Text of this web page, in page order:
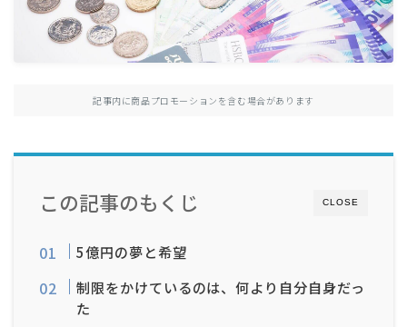
セルフマネジメント
エッセイ
記事内に商品プロモーションを含む場合があります
CLOSE
この記事のもくじ
5億円の夢と希望
制限をかけているのは、何より自分自身だっ
た